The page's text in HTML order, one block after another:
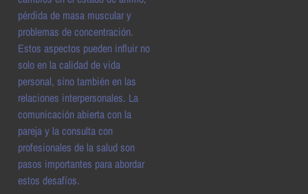
pérdida de masa muscular y
problemas de concentración.
Estos aspectos pueden influir no
solo en la calidad de vida
personal, sino también en las
relaciones interpersonales. La
comunicación abierta con la
pareja y la consulta con
profesionales de la salud son
pasos importantes para abordar
estos desafíos.